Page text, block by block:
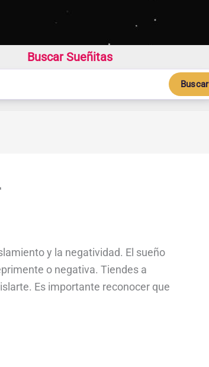
Buscar Sueñitas
Buscar
y la negatividad. El sueño
o negativa. Tiendes a
Es importante reconocer que